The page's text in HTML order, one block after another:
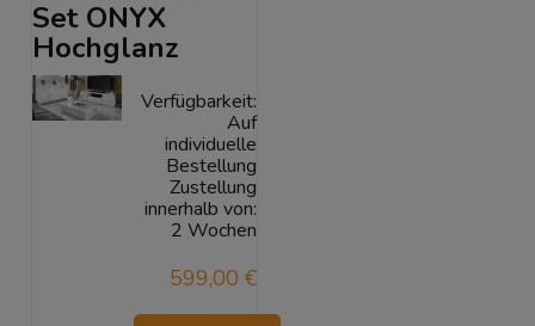
Set ONYX
Hochglanz
Verfügbarkeit:
Auf
individuelle
Bestellung
Zustellung
innerhalb von:
2 Wochen
599,00 €